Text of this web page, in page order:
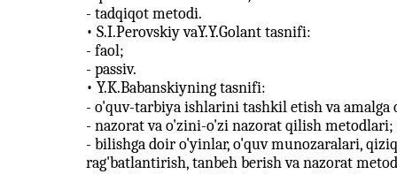
- tadqiqot metodi.
• S.I.Perovskiy vaY.Y.Golant tasnifi:
- faol;
- passiv.
• Y.K.Babanskiyning tasnifi:
- o'quv-tarbiya ishlarini tashkil etish va amalga
- nazorat va o'zini-o'zi nazorat qilish metodlari;
- bilishga doir o'yinlar, o'quv munozaralari,
rag'batlantirish, tanbeh berish va nazorat